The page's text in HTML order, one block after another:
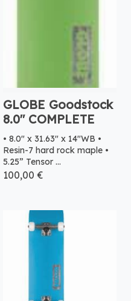
GLOBE Goodstock
8.0" COMPLETE
• 8.0" x 31.63" x 14"WB •
Resin-7 hard rock maple •
5.25” Tensor ...
100,00 €